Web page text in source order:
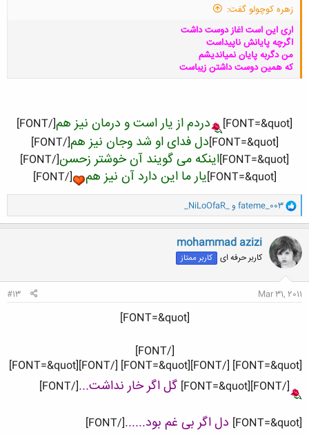
زهره کوچولو گفت:
اری این است اغاز دوست داشت
اگرچه پایانش ناپیداست
من دگربه پایان نمیاندیشم
که همین دوست داشتن زیباست
کلیک کنید تا باز شود... [FONT=&quot] دردم از یار است و درمان نیز هم[/FONT]​
[FONT=&quot]
دل فدای او شد وجان نیز هم[/FONT]​
[FONT=&quot]
اینکه می گویند آن خوشتر زحسن[/FONT]​
[FONT=&quot]
یار ما این دارد آن نیز هم [/FONT]​
و
ا
ک
ن
ش
ه
ا
fateme_003 و_NiLoOfaR_
mohammad azizi
کاربر حرفه ای کاربر ممتاز
Mar 31, 2011
#13
[FONT=&quot]
[/FONT]
[FONT=&quot] [/FONT][FONT=&quot] [/FONT][FONT=&quot]
[/FONT][FONT=&quot]
گل اگر خار نداشت...[/FONT]
[FONT=&quot] دل اگر بی غم بود......[/FONT]